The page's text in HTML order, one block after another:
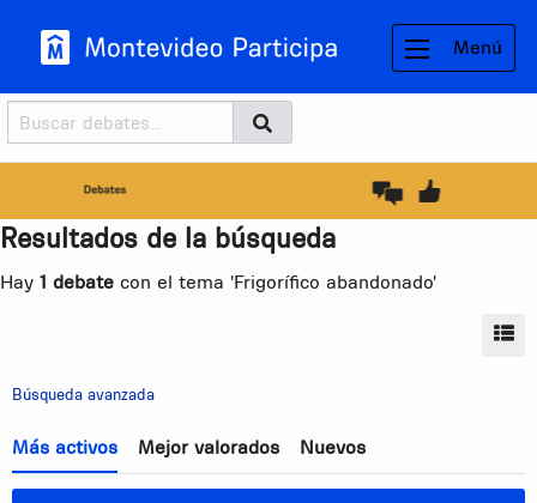
Menú
Buscador
Buscar BUSCAR
Resultados de la búsqueda
Hay 1 debate con el tema 'Frigorífico abandonado'
Búsqueda avanzada
Más activos Mejor valorados Nuevos